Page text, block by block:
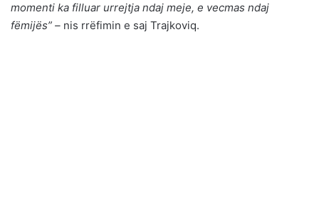
momenti ka filluar urrejtja ndaj meje, e vecmas ndaj
fëmijës” – nis rrëfimin e saj Trajkoviq.